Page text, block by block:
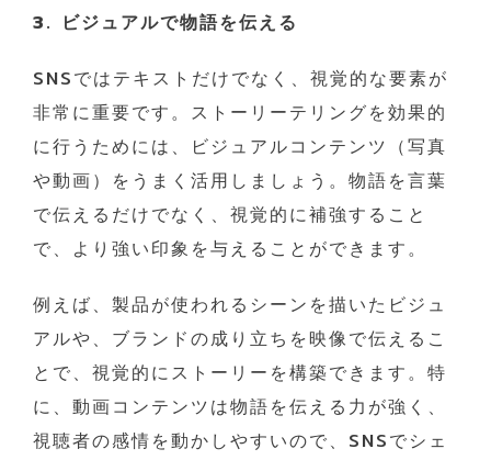
3. ビジュアルで物語を伝える
SNSではテキストだけでなく、視覚的な要素が
非常に重要です。ストーリーテリングを効果的
に行うためには、ビジュアルコンテンツ（写真
や動画）をうまく活用しましょう。物語を言葉
で伝えるだけでなく、視覚的に補強すること
で、より強い印象を与えることができます。
例えば、製品が使われるシーンを描いたビジュ
アルや、ブランドの成り立ちを映像で伝えるこ
とで、視覚的にストーリーを構築できます。特
に、動画コンテンツは物語を伝える力が強く、
視聴者の感情を動かしやすいので、SNSでシェ